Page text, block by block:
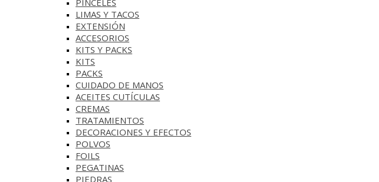
PINCELES
LIMAS Y TACOS
EXTENSIÓN
ACCESORIOS
KITS Y PACKS
KITS
PACKS
CUIDADO DE MANOS
ACEITES CUTÍCULAS
CREMAS
TRATAMIENTOS
DECORACIONES Y EFECTOS
POLVOS
FOILS
PEGATINAS
PIEDRAS